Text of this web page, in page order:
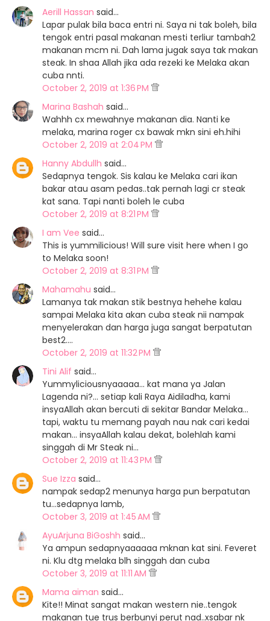
Aerill Hassan said…
Lapar pulak bila baca entri ni. Saya ni tak boleh, bila
tengok entri pasal makanan mesti terliur tambah2
makanan mcm ni. Dah lama jugak saya tak makan
steak. In shaa Allah jika ada rezeki ke Melaka akan
cuba nnti.
October 2, 2019 at 1:36 PM
Marina Bashah said…
Wahhh cx mewahnye makanan dia. Nanti ke
melaka, marina roger cx bawak mkn sini eh.hihi
October 2, 2019 at 2:04 PM
Hanny Abdullh said…
Sedapnya tengok. Sis kalau ke Melaka cari ikan
bakar atau asam pedas..tak pernah lagi cr steak
kat sana. Tapi nanti boleh le cuba
October 2, 2019 at 8:21 PM
I am Vee said…
This is yummilicious! Will sure visit here when I go
to Melaka soon!
October 2, 2019 at 8:31 PM
Mahamahu said…
Lamanya tak makan stik bestnya hehehe kalau
sampai Melaka kita akan cuba steak nii nampak
menyelerakan dan harga juga sangat berpatutan
best2....
October 2, 2019 at 11:32 PM
Tini Alif said…
Yummyliciousnyaaaaa... kat mana ya Jalan
Lagenda ni?... setiap kali Raya Aidiladha, kami
insyaAllah akan bercuti di sekitar Bandar Melaka...
tapi, waktu tu memang payah nau nak cari kedai
makan... insyaAllah kalau dekat, bolehlah kami
singgah di Mr Steak ni...
October 2, 2019 at 11:43 PM
Sue Izza said…
nampak sedap2 menunya harga pun berpatutan
tu...sedapnya lamb,
October 3, 2019 at 1:45 AM
AyuArjuna BiGoshh said…
Ya ampun sedapnyaaaaaa mknan kat sini. Feveret
ni. Klu dtg melaka blh singgah dan cuba
October 3, 2019 at 11:11 AM
Mama aiman said…
Kite!! Minat sangat makan western nie..tengok
makanan tue trus berbunyi perut nad..xsabar nk